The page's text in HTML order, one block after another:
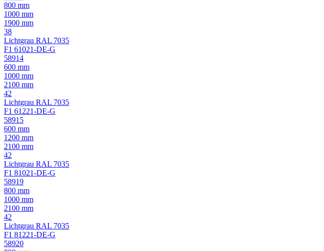
800 mm
1000 mm
1900 mm
38
Lichtgrau RAL 7035
F1 61021-DE-G
58914
600 mm
1000 mm
2100 mm
42
Lichtgrau RAL 7035
F1 61221-DE-G
58915
600 mm
1200 mm
2100 mm
42
Lichtgrau RAL 7035
F1 81021-DE-G
58919
800 mm
1000 mm
2100 mm
42
Lichtgrau RAL 7035
F1 81221-DE-G
58920